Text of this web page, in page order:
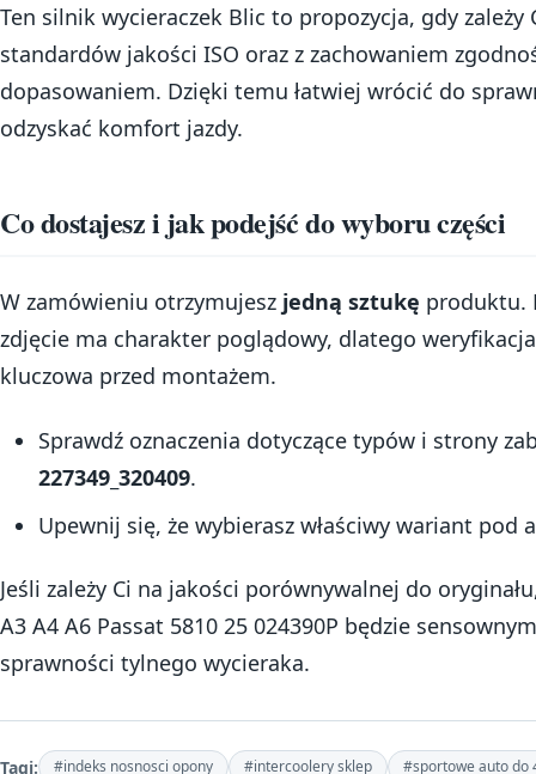
Ten silnik wycieraczek Blic to propozycja, gdy zależy
standardów jakości ISO oraz z zachowaniem
dopasowaniem. Dzięki temu łatwiej wrócić do
odzyskać komfort jazdy.
Co dostajesz i jak podejść do wyboru części
W zamówieniu otrzymujesz jedną sztukę produktu.
zdjęcie ma charakter poglądowy, dlatego
kluczowa przed montażem.
Sprawdź oznaczenia dotyczące typów i strony
227349_320409.
Upewnij się, że wybierasz właściwy wariant pod
Jeśli zależy Ci na jakości porównywalnej do
A3 A4 A6 Passat 5810 25 024390P będzie
sprawności tylnego wycieraka.
Tagi: #indeks nosnosci opony #intercoolery sklep #sportowe auto do